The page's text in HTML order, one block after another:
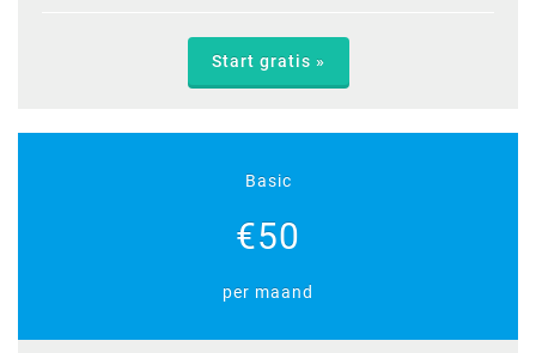
Start gratis »
Basic
€50
per maand